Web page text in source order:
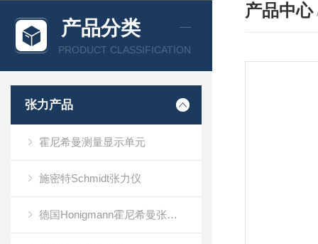
产品分类
PRODUCT CLASSIFICATION
张力产品
霍尼希曼测量显示单元
施密特Schmidt张力仪
德国Honigmann霍尼希曼张力仪
产品中心